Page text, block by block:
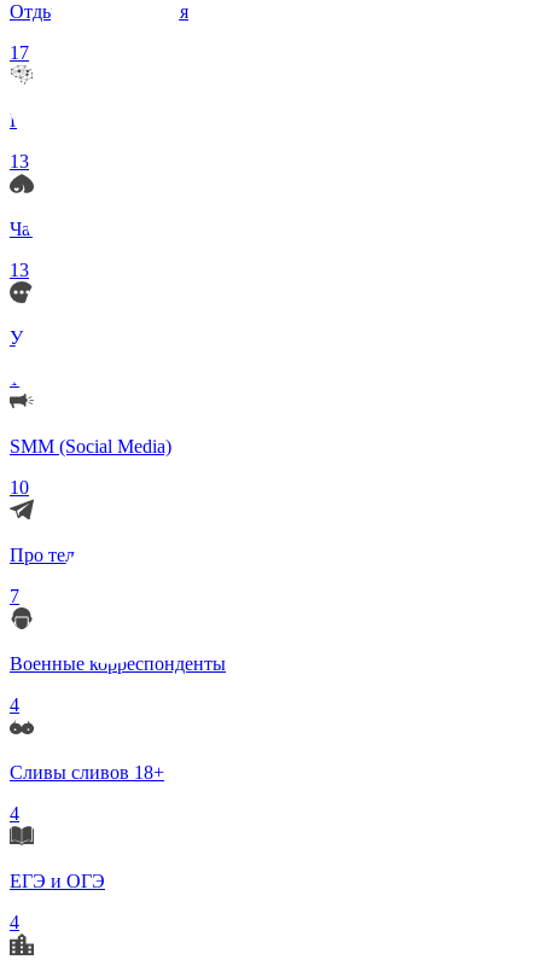
Отдых и Развлечения
17
Нейросети и ИИ
13
Чаты по интересам
13
Удаленка (Работа)
11
SMM (Social Media)
10
Про телеграмм
7
Военные корреспонденты
4
Сливы сливов 18+
4
ЕГЭ и ОГЭ
4